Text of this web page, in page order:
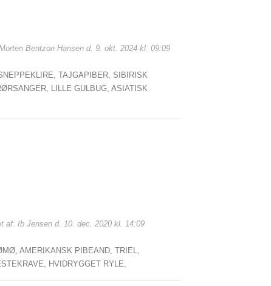
Bentzon Hansen d. 9. okt. 2024 kl. 09:09
TAJGAPIBER, SIBIRISK
LILLE GULBUG,ASIATISK
af: Ib Jensen d. 10. dec. 2020 kl. 14:09
AMERIKANSK PIBEAND,TRIEL,
HVIDRYGGET RYLE,